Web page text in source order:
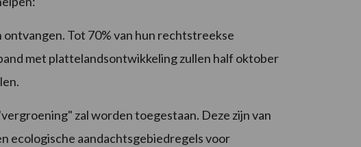
ontvangen. Tot 70% van hun rechtstreekse
met plattelandsontwikkeling zullen half oktober
zal worden toegestaan. Deze zijn van
ecologische aandachtsgebiedregels voor